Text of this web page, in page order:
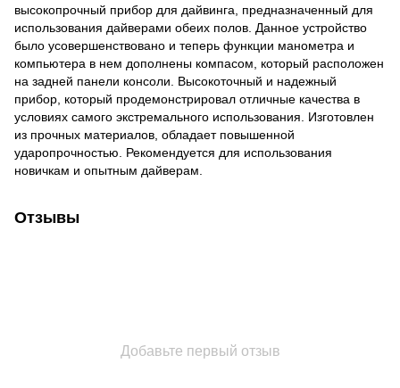
высокопрочный прибор для дайвинга, предназначенный для
использования дайверами обеих полов. Данное устройство
было усовершенствовано и теперь функции манометра и
компьютера в нем дополнены компасом, который расположен
на задней панели консоли. Высокоточный и надежный
прибор, который продемонстрировал отличные качества в
условиях самого экстремального использования. Изготовлен
из прочных материалов, обладает повышенной
ударопрочностью. Рекомендуется для использования
новичкам и опытным дайверам.
Отзывы
Добавьте первый отзыв